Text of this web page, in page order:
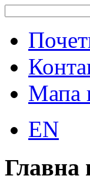
Мапа
EN
Главна